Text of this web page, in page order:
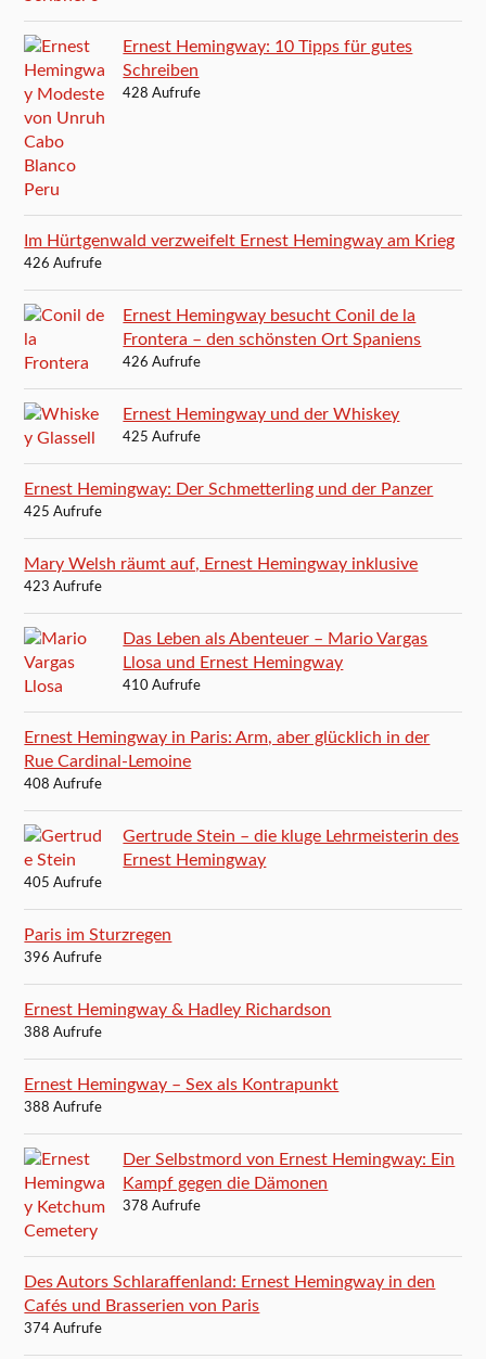
Ernest Hemingway: 10 Tipps für gutes
Schreiben
428 Aufrufe
Im Hürtgenwald verzweifelt Ernest Hemingway am Krieg
426 Aufrufe
Ernest Hemingway besucht Conil de la
Frontera – den schönsten Ort Spaniens
426 Aufrufe
Ernest Hemingway und der Whiskey
425 Aufrufe
Ernest Hemingway: Der Schmetterling und der Panzer
425 Aufrufe
Mary Welsh räumt auf, Ernest Hemingway inklusive
423 Aufrufe
Das Leben als Abenteuer – Mario Vargas
Llosa und Ernest Hemingway
410 Aufrufe
Ernest Hemingway in Paris: Arm, aber glücklich in der
Rue Cardinal-Lemoine
408 Aufrufe
Gertrude Stein – die kluge Lehrmeisterin des
Ernest Hemingway
405 Aufrufe
Paris im Sturzregen
396 Aufrufe
Ernest Hemingway & Hadley Richardson
388 Aufrufe
Ernest Hemingway – Sex als Kontrapunkt
388 Aufrufe
Der Selbstmord von Ernest Hemingway: Ein
Kampf gegen die Dämonen
378 Aufrufe
Des Autors Schlaraffenland: Ernest Hemingway in den
Cafés und Brasserien von Paris
374 Aufrufe